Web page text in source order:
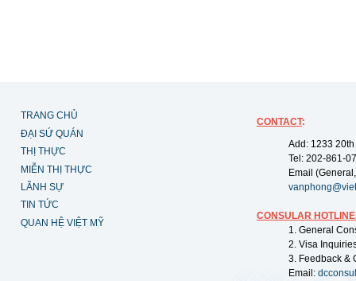
TRANG CHỦ
ĐẠI SỨ QUÁN
THỊ THỰC
MIỄN THỊ THỰC
LÃNH SỰ
TIN TỨC
QUAN HỆ VIỆT MỸ
CONTACT:
Add: 1233
Tel: 202-861-
Email
CONSULAR
1. General
2. Visa
3. Feedback &
Email: